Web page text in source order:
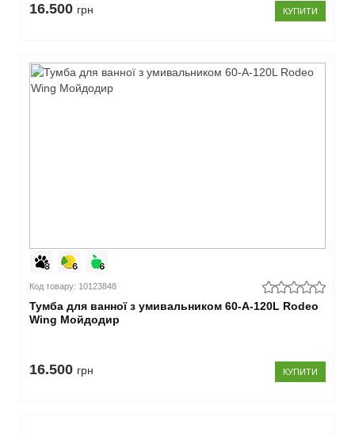
16.500 грн КУПИТИ
Код товару: 10123848
Тумба для ванної з умивальником 60-А-120L Rodeo
Wing Мойдодир
16.500 грн КУПИТИ